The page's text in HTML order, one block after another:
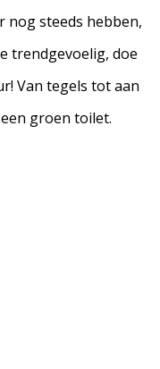
nog steeds hebben,
trendgevoelig, doe
Van tegels tot aan
groen toilet.